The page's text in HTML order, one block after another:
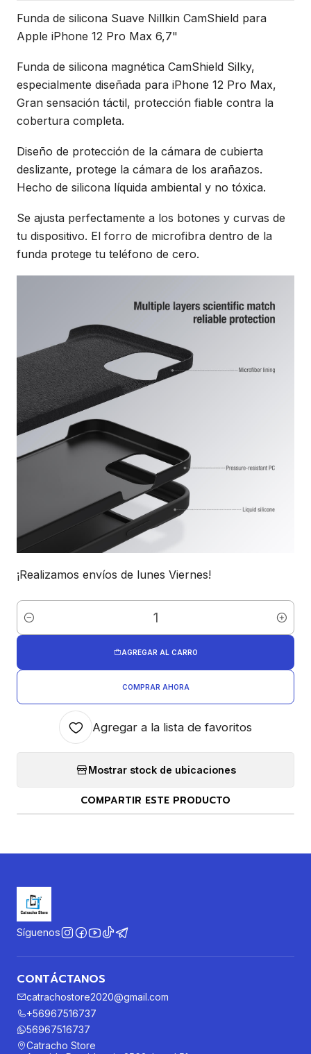
Funda de silicona Suave Nillkin CamShield para
Apple iPhone 12 Pro Max 6,7"
Funda de silicona magnética CamShield Silky,
especialmente diseñada para iPhone 12 Pro Max,
Gran sensación táctil, protección fiable contra la
cobertura completa.
Diseño de protección de la cámara de cubierta
deslizante, protege la cámara de los arañazos.
Hecho de silicona líquida ambiental y no tóxica.
Se ajusta perfectamente a los botones y curvas de
tu dispositivo. El forro de microfibra dentro de la
funda protege tu teléfono de cero.
¡Realizamos envíos de lunes Viernes!
Cantidad
AGREGAR AL CARRO
COMPRAR AHORA
Agregar a la lista de favoritos
Mostrar stock de ubicaciones
COMPARTIR ESTE PRODUCTO
Síguenos
CONTÁCTANOS
catrachostore2020@gmail.com
+56967516737
56967516737
Catracho Store